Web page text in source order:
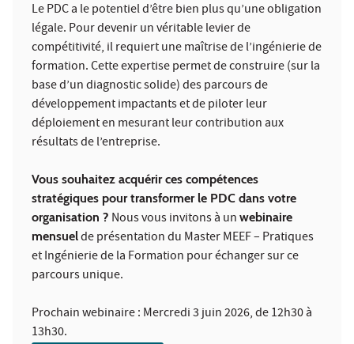
Le PDC a le potentiel d’être bien plus qu’une obligation
légale. Pour devenir un véritable levier de
compétitivité, il requiert une maîtrise de l’ingénierie de
formation. Cette expertise permet de construire (sur la
base d’un diagnostic solide) des parcours de
développement impactants et de piloter leur
déploiement en mesurant leur contribution aux
résultats de l’entreprise.
Vous souhaitez acquérir ces compétences
stratégiques pour transformer le PDC dans votre
organisation ? Nous vous invitons à un webinaire
mensuelde présentation du Master MEEF – Pratiques
et Ingénierie de la Formation pour échanger sur ce
parcours unique.
Prochain webinaire : Mercredi 3 juin 2026, de 12h30 à
13h30.